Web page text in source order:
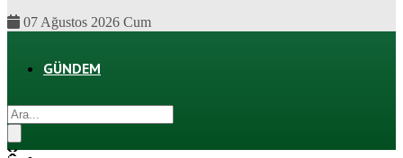
07 Ağustos 2026 Cum
GÜNDEM